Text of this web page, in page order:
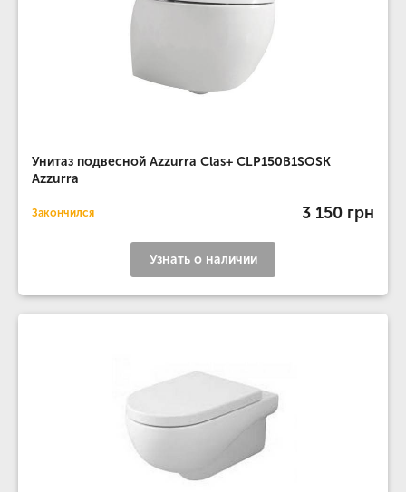
Унитаз подвесной Azzurra Clas+ CLP150B1SOSK
Azzurra
Закончился 3 150 грн
Узнать о наличии